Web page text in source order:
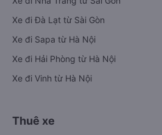
Xe đi Đà Lạt từ Sài Gòn
Xe đi Sapa từ Hà Nội
Xe đi Hải Phòng từ Hà Nội
Xe đi Vinh từ Hà Nội
Thuê xe